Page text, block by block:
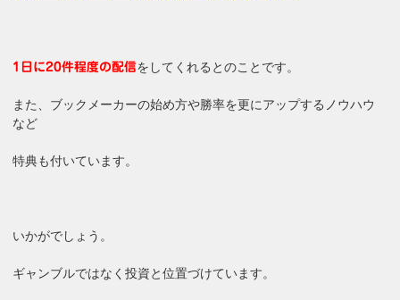
1日に20件程度の配信をしてくれるとのことです。
また、ブックメーカーの始め方や勝率を更にアップするノウハウ
など
特典も付いています。
いかがでしょう。
ギャンブルではなく投資と位置づけています。